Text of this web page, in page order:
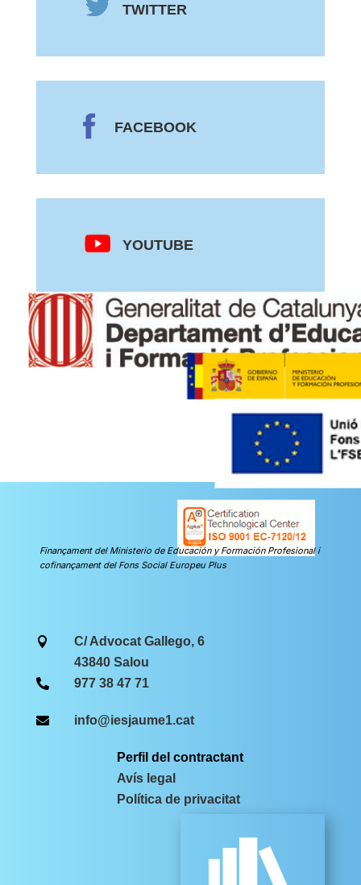
TWITTER
FACEBOOK
YOUTUBE
Finançament del Ministerio de Educación y Formación Profesional i
cofinançament del Fons Social Europeu Plus

C/ Advocat Gallego, 6
43840 Salou
 977 38 47 71
 info@iesjaume1.cat
Perfil del contractant
Avís legal
Política de privacitat